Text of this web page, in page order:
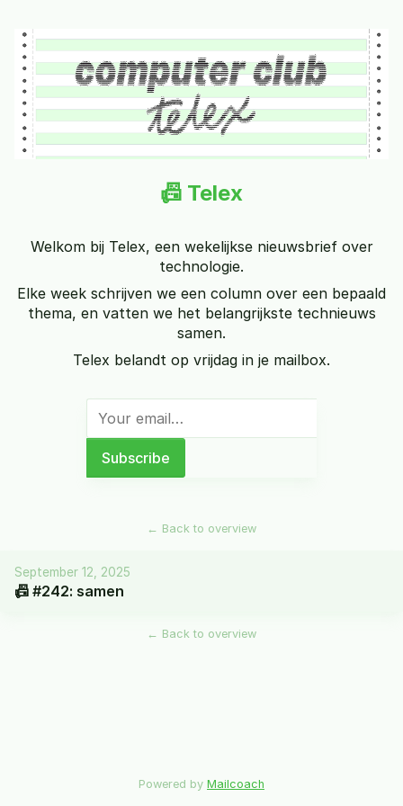
📠 Telex
Welkom bij Telex, een wekelijkse nieuwsbrief over
technologie.
Elke week schrijven we een column over een bepaald
thema, en vatten we het belangrijkste technieuws
samen.
Telex belandt op vrijdag in je mailbox.
← Back to overview
September 12, 2025
📠 #242: samen
← Back to overview
Powered by Mailcoach